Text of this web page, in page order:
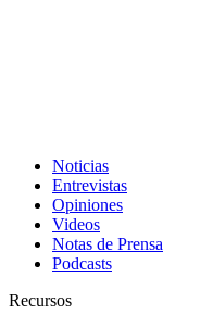
Noticias
Entrevistas
Opiniones
Videos
Notas de Prensa
Podcasts
Recursos